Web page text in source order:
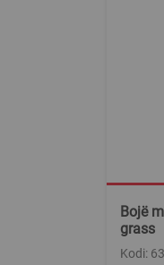
Bojë
grass
Kodi: